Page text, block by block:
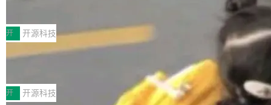
MPComm将作为一种传输引擎接入Mooncake T
ENT，实现零拷贝传输性能提升30%、非零拷贝
传输性能最高提升5倍。UCL-MPComm底层基
于自研UCL-Engine通信引擎，后续腾讯网平将
持续开源更多基于UCL-Engine的高性能通信组
件。 腾讯网平团队在UCL-MPComm中实现了一
型案例入选名单》，深信服“面向企业研发场景的
开源 AI 编程平台 CoStrict 应用”凭借卓越的技术
创新与落地成效成功入选。 全链路私有化部署，
助力企业AI研发安全落地 当前，越来越多企业已
经开始引入 AI Coding 工具，通过调用公有云模
开 开源科技
深信服AI算力网关入选工信部人工智能
前不久，工业和信息化部正式发布《2025年人工
智能应用典型案例名单》，集中展示人工智能在
开 开源科技